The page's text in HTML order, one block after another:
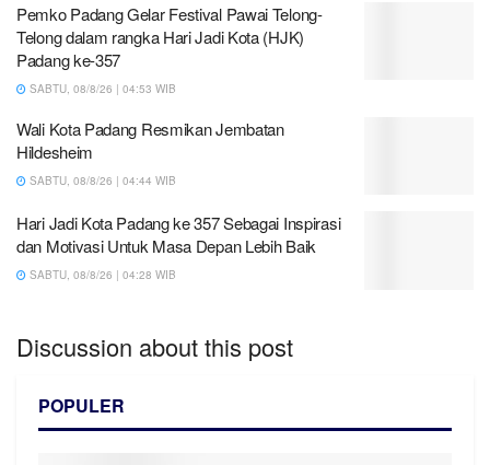
Pemko Padang Gelar Festival Pawai Telong-
Telong dalam rangka Hari Jadi Kota (HJK)
Padang ke-357
SABTU, 08/8/26 | 04:53 WIB
Wali Kota Padang Resmikan Jembatan
Hildesheim
SABTU, 08/8/26 | 04:44 WIB
Hari Jadi Kota Padang ke 357 Sebagai Inspirasi
dan Motivasi Untuk Masa Depan Lebih Baik
SABTU, 08/8/26 | 04:28 WIB
Discussion about this post
POPULER